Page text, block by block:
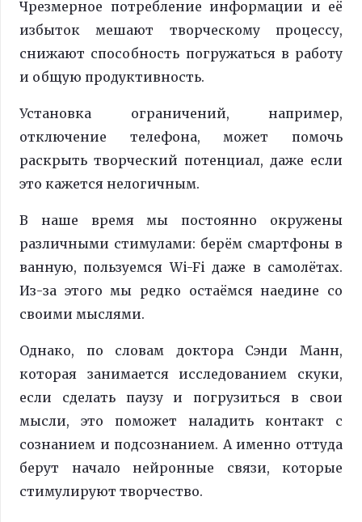
Чрезмерное потребление информации и её
избыток мешают творческому процессу,
снижают способность погружаться в работу
и общую продуктивность.
Установка ограничений, например,
отключение телефона, может помочь
раскрыть творческий потенциал, даже если
это кажется нелогичным.
В наше время мы постоянно окружены
различными стимулами: берём смартфоны в
ванную, пользуемся Wi-Fi даже в самолётах.
Из-за этого мы редко остаёмся наедине со
своими мыслями.
Однако, по словам доктора Сэнди Манн,
которая занимается исследованием скуки,
если сделать паузу и погрузиться в свои
мысли, это поможет наладить контакт с
сознанием и подсознанием. А именно оттуда
берут начало нейронные связи, которые
стимулируют творчество.